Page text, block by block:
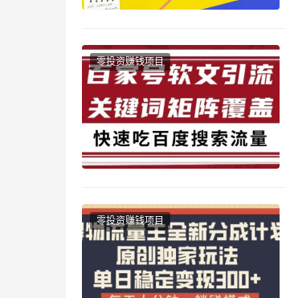
零投资赚钱项目
零投资赚钱项目